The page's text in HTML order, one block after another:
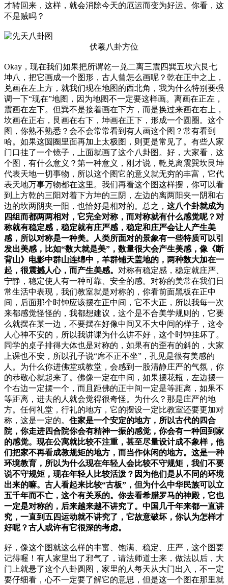
才转回来，这样，就会消除今天的厄运而变为好运。你看，这
不是贼吗？
伏羲八卦方位
Okay，现在我们如果把所谓乾一兑二离三震四巽五坎六艮七
坤八，把它画成一个图形，古人曾怎么画呢？乾在正中之上，
兑画在左上方，就我们现在地图的西北角，我为什么特别要强
调一下“现在”地图，因为地图不一定要这样画。离画在正左，
震画在左下。但巽不是接着画在下方，而是换过来画在右上，
坎画在正右，艮画在右下，坤画在正下，形成一个圆圈。这个
图，你熟不熟悉？会不会常常看到有人画这个图？常有看到
哈。如果这圆圈里面再加上太极图，则更是常见了。有些人家
门口挂了一个镜子，上面就画了这个八卦图。好，大家看，这
个图，有什么意义？第一种意义，刚才说，乾兑离震巽坎艮坤
代表天地一切事物，所以这个图它的意义就无穷的丰富，它代
表天地万事万物都在这里。我们再看这个图这样摆，你可以看
到上方乾的三阳对着下方坤的三阴，左边的离两阳夹一阴和右
边的坎两阴夹一阳，也恰好是相对的。总之， 这八个卦就成为
四组而都两两相对，它完全对称，而对称就有什么感觉呢？对
称就有稳定感，稳定就有庄严感，稳定和庄严会让人产生美
感，所以对称是一种美。人类所面对的景象有一些特质可以引
发出美感，比如“数大就是美”，数量很大会产生美感，像《断
背山》电影中群山连绵中，羊群铺天盖地的，两种数大加在一
起，很震撼人心，而产生美感。 对称有稳定感，稳定就庄严、
宁静，稳定使人有一种可靠、安全的感。对称的美常在我们日
常生活中表现，我们教室就是对称的，你看前面黑板在正中
间，后面那个时钟应该摆在正中间，它不大正，所以我每一次
来都感觉怪怪的，我都想建议，这个是不合美学规则的，它要
么就摆在某一边，不要摆在好像中间又不大中间的样子，这令
人心神不安的，所以我讲课为什么讲不好，这个时钟挂坏了。
同学的桌子排得大体也是对称的，如果有的歪有的斜的，大家
上课也不安，所以孔子说“席不正不坐”，孔见是很有美感的
人。为什么你进佛堂或教堂，会感到一股清静庄严的气氛，你
的恭敬心就起来了。佛像一定在中间，如果摆花瓶，左边摆一
个右边一定摆一个，而且距佛的正中间一定是等距离，如果不
等距离，进去的人就会觉得很奇怪。为什么？那是庄严的地
方。任何礼堂，行礼的地方，它的摆设一定比教室还要更加对
称，这是一定的。 住家是一个安定的地方，所以古代的四合
院，你走进四合院你会有精神一振的感觉，你会有一种回到家
的感觉。现在公寓就比较不注重，甚至尽量设计成不象样，他
们把家不再看成教规矩的地方，而当作休闲的地方。这是一种
环境教育，所以为什么现在年轻人会比较不守规矩，我们不要
说不守规矩，现在年轻人比较活泼？因为他们是从不同的环境
出来的嘛。古人看起来比较“古板”，但为什么中华民族可以立
五千年而不亡，这个有关系的。你去看希腊罗马的神殿，它也
一定是对称的，后来越来越不讲究了。中国几千年来都一直讲
究，一直到五四运动就不讲究了，它故意破坏，你认为怎样才
好呢？古人或许有它很深的考虑。
好，像这个图就这么样的丰富、饱满、稳定、庄严，这个图要
记得喔！有人家里出了邪气了，请法师道士来，做法以后，大
门上就悬了这个八卦圆图，家里的人每天从大门出入，不一定
要仔细看，心不一定要了解它的意思，但是这一个图在那里就